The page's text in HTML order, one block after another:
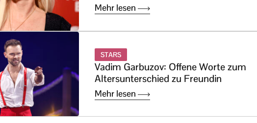
Mehr lesen
STARS
Vadim Garbuzov: Offene Worte zum
Altersunterschied zu Freundin
Mehr lesen